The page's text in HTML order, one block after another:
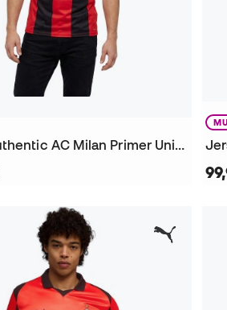
Jersey Authentic AC Milan Primer Uniforme 2026-2027